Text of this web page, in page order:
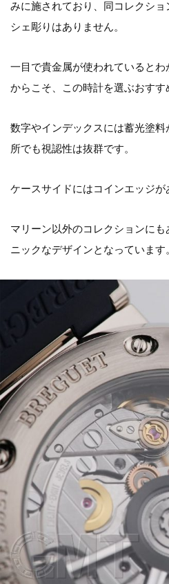
みに施されており、同コレクシ
シェ彫りはありません。
一目で貴金属が使われていると
からこそ、この時計を選ぶおすす
数字やインデックスには蓄光塗
所でも視認性は抜群です。
ケースサイドにはコインエッジが
マリーン以外のコレクションに
ニックなデザインとなっています